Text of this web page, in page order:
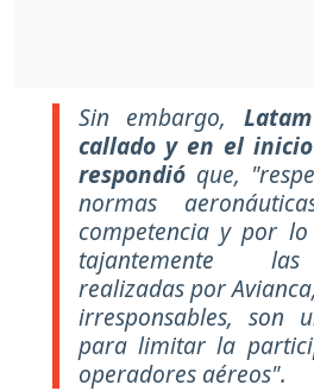
Sin embargo,
callado y en el
respondió que,
normas
competencia y por
tajantemente las
realizadas por
irresponsables, son
para limitar la
operadores aéreos".